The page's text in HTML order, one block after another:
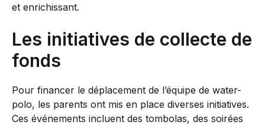
et enrichissant.
Les initiatives de collecte de
fonds
Pour financer le déplacement de l’équipe de water-
polo, les parents ont mis en place diverses initiatives.
Ces événements incluent des tombolas, des soirées